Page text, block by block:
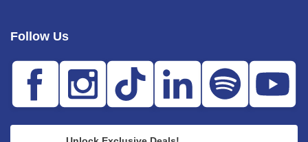
Follow Us